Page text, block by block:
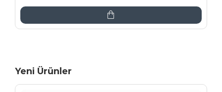
Yeni Ürünler